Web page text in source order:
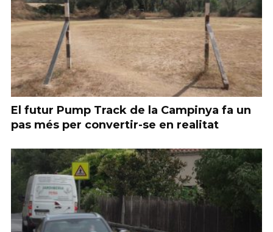
El futur Pump Track de la Campinya fa un
pas més per convertir-se en realitat